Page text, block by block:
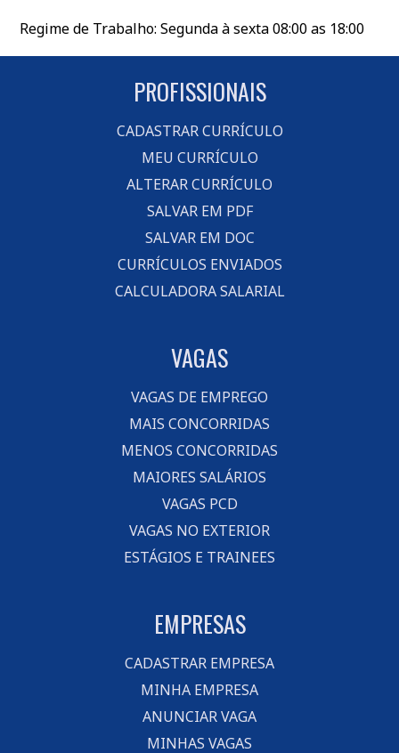
Regime de Trabalho: Segunda à sexta 08:00 as 18:00
PROFISSIONAIS
CADASTRAR CURRÍCULO
MEU CURRÍCULO
ALTERAR CURRÍCULO
SALVAR EM PDF
SALVAR EM DOC
CURRÍCULOS ENVIADOS
CALCULADORA SALARIAL
VAGAS
VAGAS DE EMPREGO
MAIS CONCORRIDAS
MENOS CONCORRIDAS
MAIORES SALÁRIOS
VAGAS PCD
VAGAS NO EXTERIOR
ESTÁGIOS E TRAINEES
EMPRESAS
CADASTRAR EMPRESA
MINHA EMPRESA
ANUNCIAR VAGA
MINHAS VAGAS